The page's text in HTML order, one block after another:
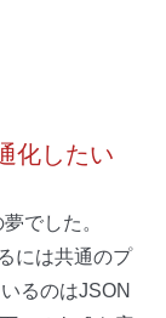
化したい
でした。
には共通のプ
るのはJSON